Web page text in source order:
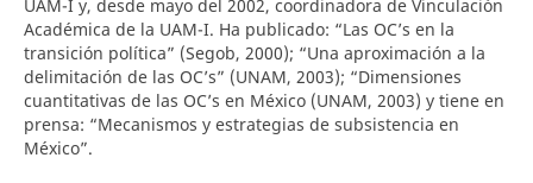
UAM-I y, desde mayo del 2002, coordinadora de Vinculación
Académica de la UAM-I. Ha publicado: “Las OC’s en la
transición política” (Segob, 2000); “Una aproximación a la
delimitación de las OC’s” (UNAM, 2003); “Dimensiones
cuantitativas de las OC’s en México (UNAM, 2003) y tiene en
prensa: “Mecanismos y estrategias de subsistencia en
México”.